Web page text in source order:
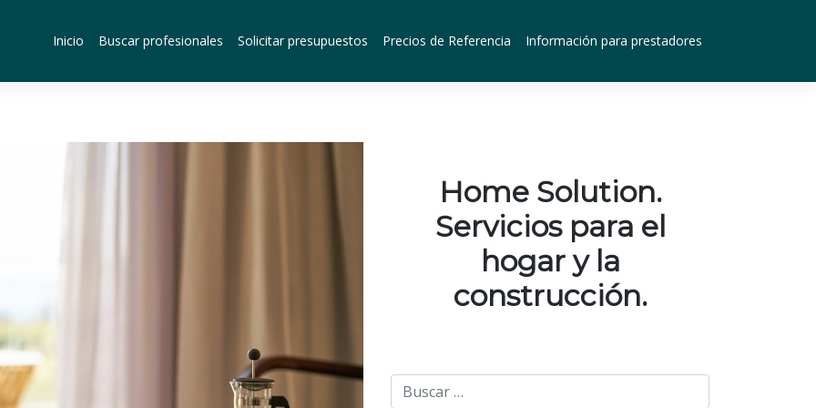
Inicio Buscar profesionales Solicitar presupuestos Precios de Referencia Información para prestadores
Home Solution.
Servicios para el
hogar y la
construcción.